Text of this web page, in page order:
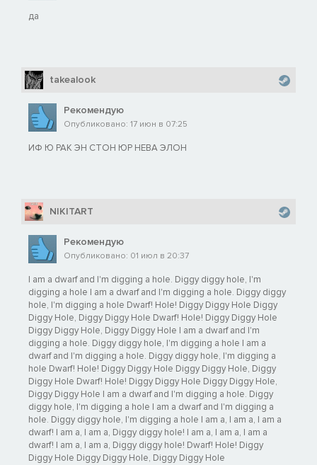
да
takealook
Рекомендую
Опубликовано: 17 июн в 07:25
ИФ Ю РАК ЭН СТОН ЮР НЕВА ЭЛОН
NIKITART
Рекомендую
Опубликовано: 01 июл в 20:37
I am a dwarf and I'm digging a hole. Diggy diggy hole, I'm
digging a hole I am a dwarf and I'm digging a hole. Diggy diggy
hole, I'm digging a hole Dwarf! Hole! Diggy Diggy Hole Diggy
Diggy Hole, Diggy Diggy Hole Dwarf! Hole! Diggy Diggy Hole
Diggy Diggy Hole, Diggy Diggy Hole I am a dwarf and I'm
digging a hole. Diggy diggy hole, I'm digging a hole I am a
dwarf and I'm digging a hole. Diggy diggy hole, I'm digging a
hole Dwarf! Hole! Diggy Diggy Hole Diggy Diggy Hole, Diggy
Diggy Hole Dwarf! Hole! Diggy Diggy Hole Diggy Diggy Hole,
Diggy Diggy Hole I am a dwarf and I'm digging a hole. Diggy
diggy hole, I'm digging a hole I am a dwarf and I'm digging a
hole. Diggy diggy hole, I'm digging a hole I am a, I am a, I am a
dwarf! I am a, I am a, Diggy diggy hole! I am a, I am a, I am a
dwarf! I am a, I am a, Diggy diggy hole! Dwarf! Hole! Diggy
Diggy Hole Diggy Diggy Hole, Diggy Diggy Hole